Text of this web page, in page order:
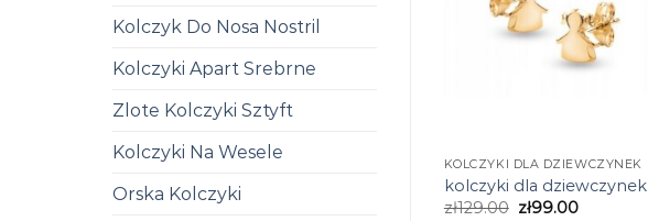
Kolczyk Do Nosa Nostril
Kolczyki Apart Srebrne
Zlote Kolczyki Sztyft
Kolczyki Na Wesele
Orska Kolczyki
KOLCZYKI DLA DZIEWCZYNEK
kolczyki dla dziewczynek
zł129.00 zł99.00